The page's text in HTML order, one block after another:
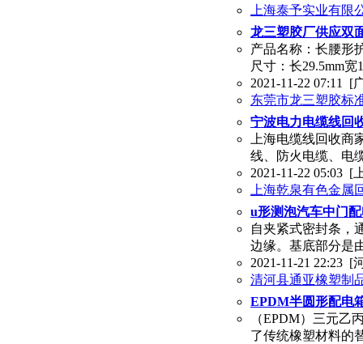
上海泰予实业有限
龙三塑胶厂供应双
产品名称：长腰形
尺寸：长29.5mm
2021-11-22 07:11 [
东莞市龙三塑胶标
宁波电力电缆线回
上海电缆线回收
线、防火电缆、电
2021-11-22 05:03 [
上海乾泉有色金属
u形测泡汽车中门
自夹紧式密封条，
边缘。基底部分是
2021-11-21 22:23 [
清河县通亚橡塑制
EPDM半圆形配电
（EPDM）三元乙
了传统橡塑材料的